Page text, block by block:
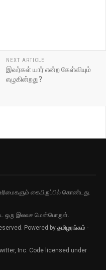
NEXT ARTICLE
இவர்கள் யார் என்ற கேள்வியும்
எழுகின்றது?
கையிருப்பில் கொண்டது.
ஒரு இலவச மென்பொருள்.
Powered by தமிழரங்கம் -
Inc. Code licensed under
அறிவிப்புகளை
அழுத்தியை அழுத்தி